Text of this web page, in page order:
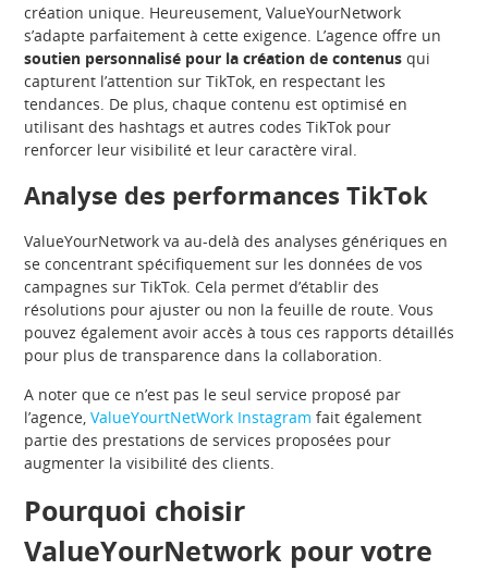
création unique. Heureusement, ValueYourNetwork
s’adapte parfaitement à cette exigence. L’agence offre un
soutien personnalisé pour la création de contenus qui
capturent l’attention sur TikTok, en respectant les
tendances. De plus, chaque contenu est optimisé en
utilisant des hashtags et autres codes TikTok pour
renforcer leur visibilité et leur caractère viral.
Analyse des performances TikTok
ValueYourNetwork va au-delà des analyses génériques en
se concentrant spécifiquement sur les données de vos
campagnes sur TikTok. Cela permet d’établir des
résolutions pour ajuster ou non la feuille de route. Vous
pouvez également avoir accès à tous ces rapports détaillés
pour plus de transparence dans la collaboration.
A noter que ce n’est pas le seul service proposé par
l’agence,ValueYourtNetWork Instagram fait également
partie des prestations de services proposées pour
augmenter la visibilité des clients.
Pourquoi choisir
ValueYourNetwork pour votre